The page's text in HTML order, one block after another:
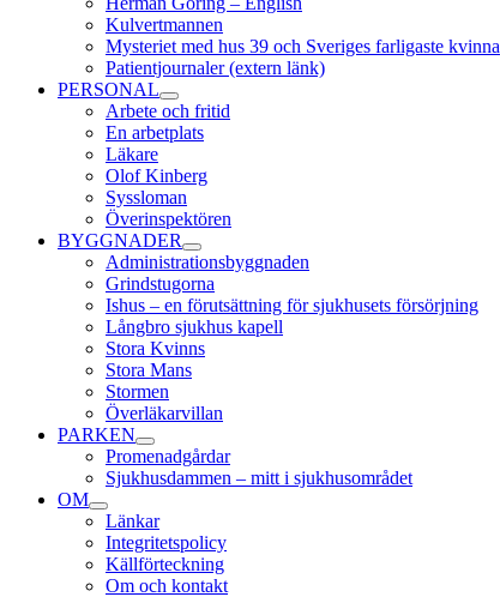
Kulvertmannen
Mysteriet med hus 39 och Sveriges farligaste kvinna
Patientjournaler (extern länk)
PERSONAL
Arbete och fritid
En arbetplats
Läkare
Olof Kinberg
Syssloman
Överinspektören
BYGGNADER
Administrationsbyggnaden
Grindstugorna
Ishus – en förutsättning för sjukhusets försörjning
Långbro sjukhus kapell
Stora Kvinns
Stora Mans
Stormen
Överläkarvillan
PARKEN
Promenadgårdar
Sjukhusdammen – mitt i sjukhusområdet
OM
Länkar
Integritetspolicy
Källförteckning
Om och kontakt